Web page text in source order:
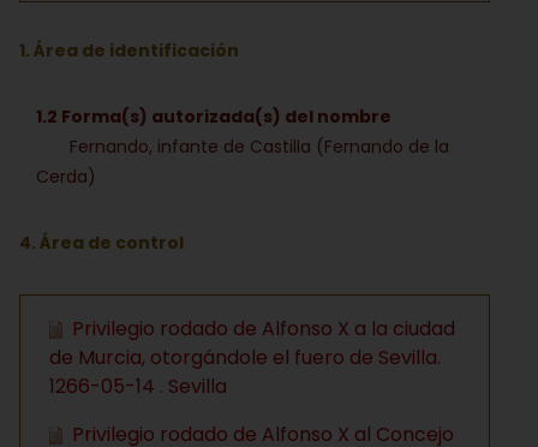
1. Área de identificación
1.2 Forma(s) autorizada(s) del nombre
Fernando, infante de Castilla (Fernando de la
Cerda)
4. Área de control
Privilegio rodado de Alfonso X a la ciudad
de Murcia, otorgándole el fuero de Sevilla.
1266-05-14 . Sevilla
Privilegio rodado de Alfonso X al Concejo